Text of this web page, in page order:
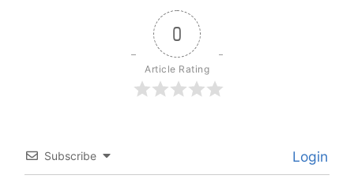
0
Article Rating
Subscribe Login